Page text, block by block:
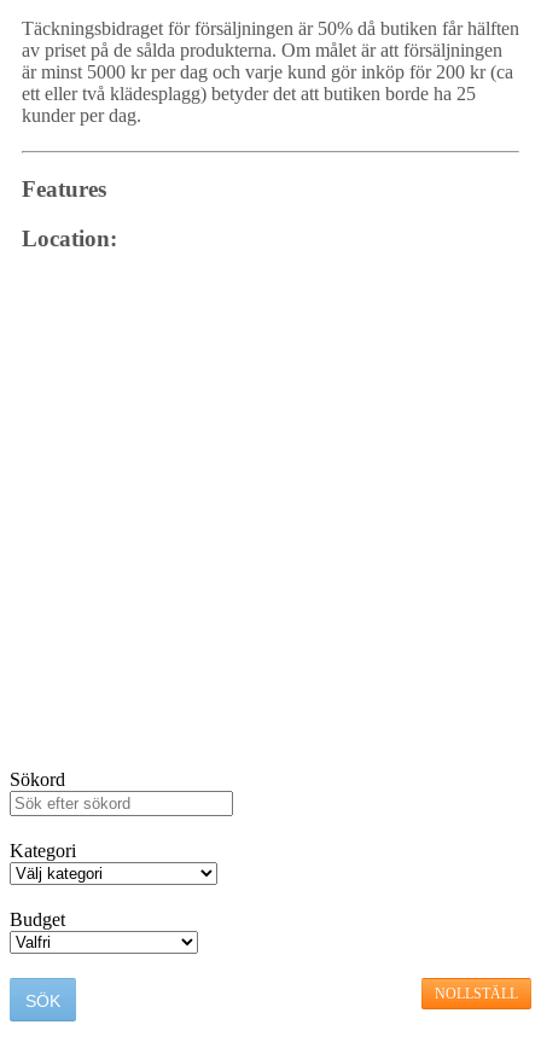
Täckningsbidraget för försäljningen är 50% då butiken får hälften
av priset på de sålda produkterna. Om målet är att försäljningen
är minst 5000 kr per dag och varje kund gör inköp för 200 kr (ca
ett eller två klädesplagg) betyder det att butiken borde ha 25
kunder per dag.
Features
Location:
Sökord
Kategori
Budget
NOLLSTÄLL